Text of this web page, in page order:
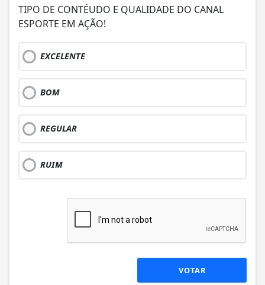
TIPO DE CONTÉUDO E QUALIDADE DO CANAL
ESPORTE EM AÇÃO!
EXCELENTE
BOM
REGULAR
RUIM
VOTAR